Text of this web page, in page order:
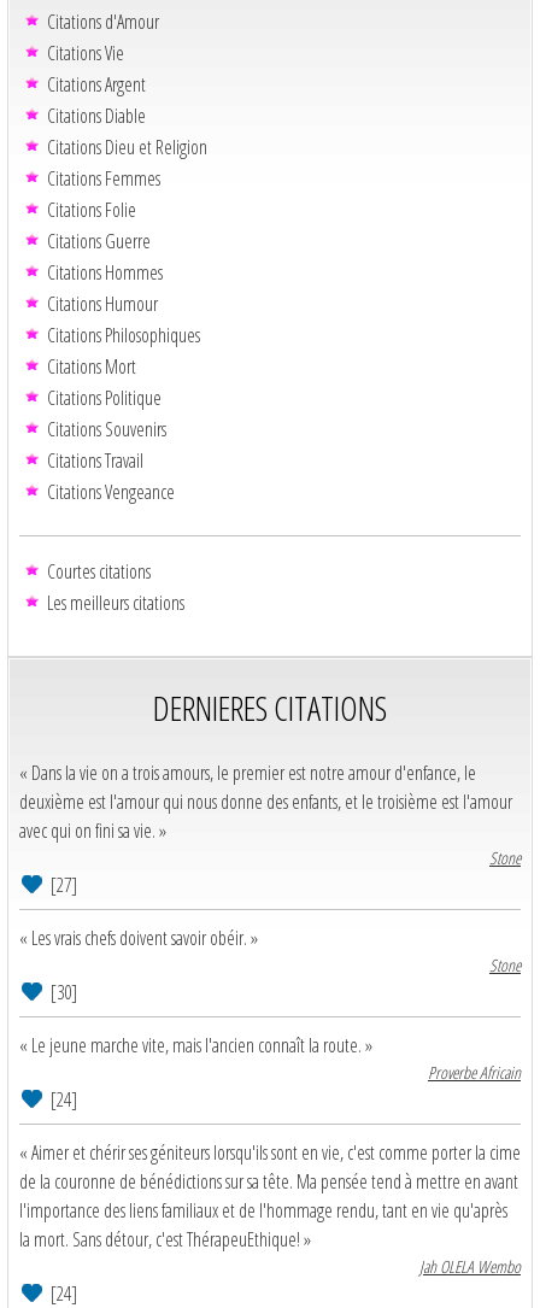
Citations d'Amour
Citations Vie
Citations Argent
Citations Diable
Citations Dieu et Religion
Citations Femmes
Citations Folie
Citations Guerre
Citations Hommes
Citations Humour
Citations Philosophiques
Citations Mort
Citations Politique
Citations Souvenirs
Citations Travail
Citations Vengeance
Courtes citations
Les meilleurs citations
DERNIERES CITATIONS
« Dans la vie on a trois amours, le premier est notre amour d'enfance, le
deuxième est l'amour qui nous donne des enfants, et le troisième est l'amour
avec qui on fini sa vie. »
Stone
[27]
« Les vrais chefs doivent savoir obéir. »
Stone
[30]
« Le jeune marche vite, mais l'ancien connaît la route. »
Proverbe Africain
[24]
« Aimer et chérir ses géniteurs lorsqu'ils sont en vie, c'est comme porter la cime
de la couronne de bénédictions sur sa tête. Ma pensée tend à mettre en avant
l'importance des liens familiaux et de l'hommage rendu, tant en vie qu'après
la mort. Sans détour, c'est ThérapeuEthique! »
Jah OLELA Wembo
[24]